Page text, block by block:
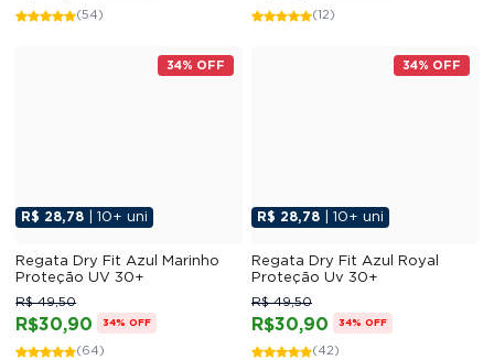
(54) (12)
34% OFF
R$ 28,78 | 10+ uni
Regata Dry Fit Azul Marinho
Proteção UV 30+
R$30,90
R$ 49,50
34% OFF
(64)
34% OFF
R$ 28,78 | 10+ uni
Regata Dry Fit Azul Royal
Proteção Uv 30+
R$30,90
R$ 49,50
34% OFF
(42)